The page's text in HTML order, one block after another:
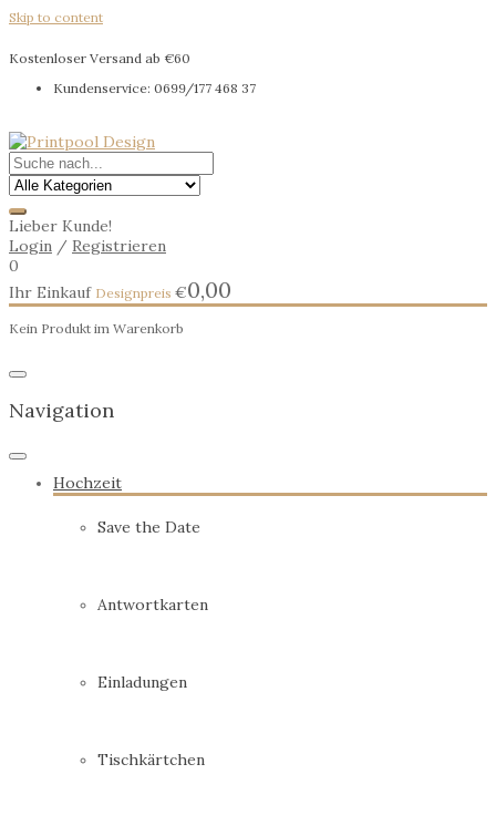
Skip to content
Kostenloser Versand ab €60
Kundenservice: 0699/177 468 37
Lieber Kunde!
Login / Registrieren
0
Ihr Einkauf
€0,00
Kein Produkt im Warenkorb
Navigation
Hochzeit
Save the Date
Antwortkarten
Einladungen
Tischkärtchen